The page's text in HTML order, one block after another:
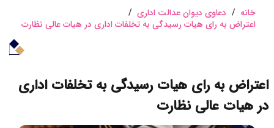
خانه / دعاوی دیوان عدالت اداری /
اعتراض به رای هیات رسیدگی به تخلفات اداری در هیات عالی نظارت
اعتراض به رای هیات رسیدگی به تخلفات اداری
در هیات عالی نظارت